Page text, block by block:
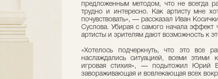
предложенным методом, что не всегда
трудно и интересно. Как артисту мне
почувствовать», — рассказал Иван
Суслова. Убирая с самого начала эффект
артисты и зрителям дают возможность к
«Хотелось подчеркнуть, что это все
наслаждались ситуацией, всеми этими
игровая стихия», — подытожил Юрий
завораживающая и вовлекающая всех